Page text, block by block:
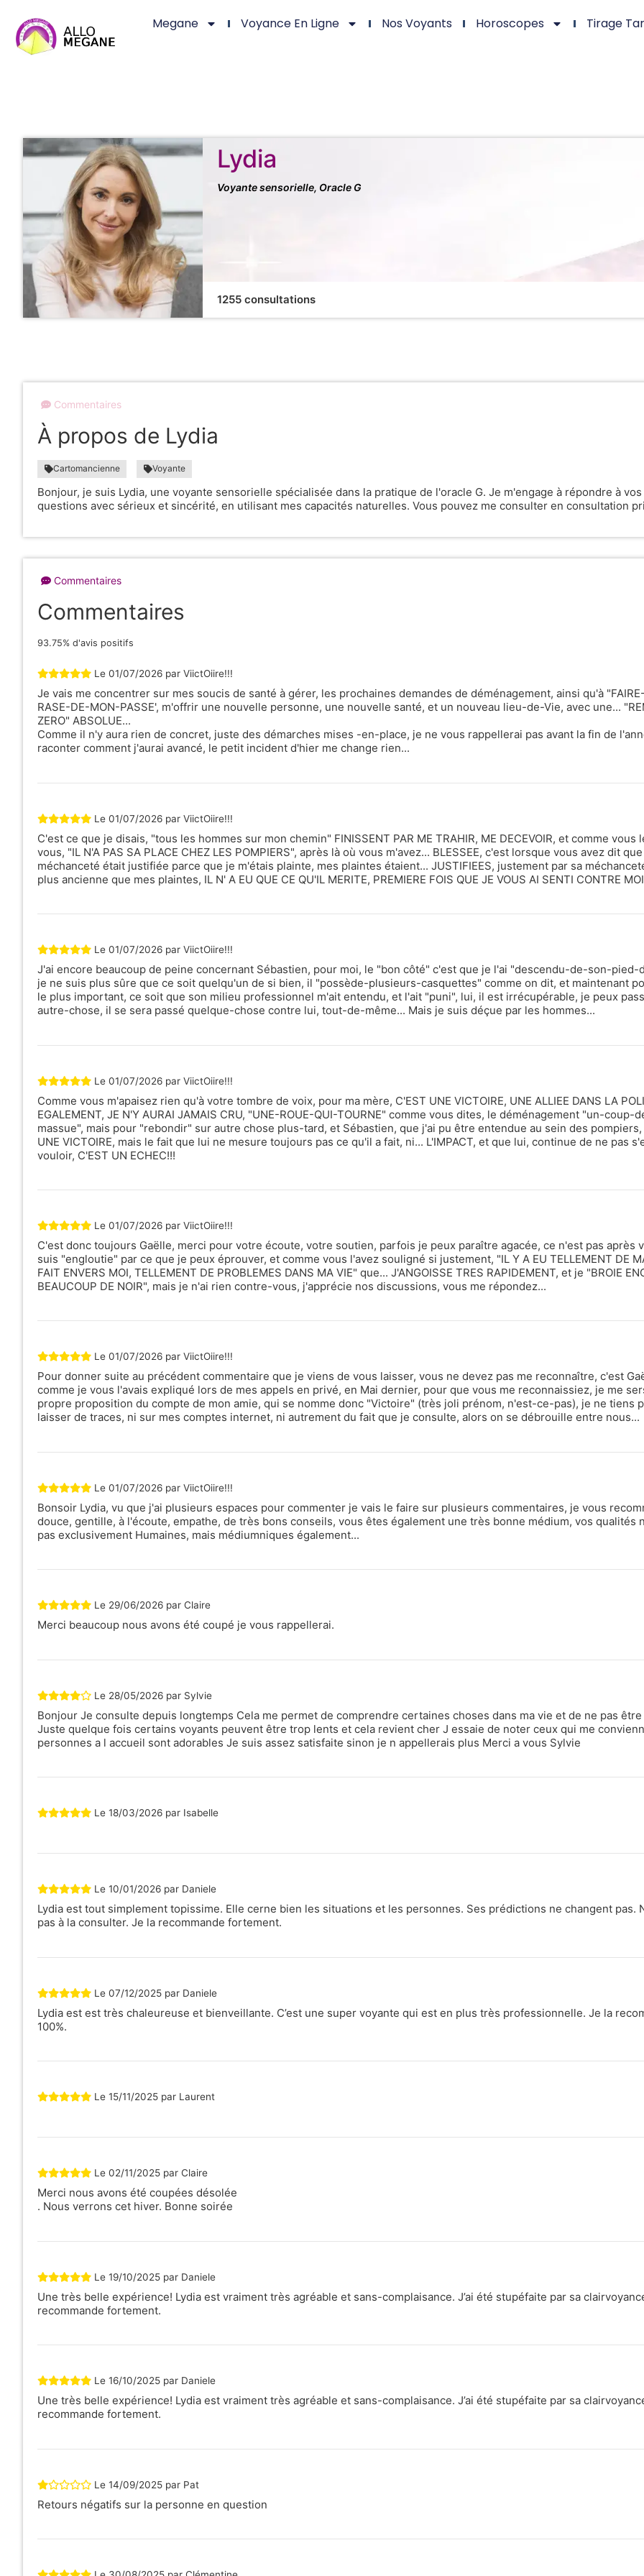
Megane Voyance En Ligne Nos Voyants Horoscopes Tirage
Lydia
Voyante sensorielle, Oracle G
1255 consultations
Commentaires
À propos de Lydia
Cartomancienne Voyante
Bonjour, je suis Lydia, une voyante sensorielle spécialisée dans la pratique de l'oracle G. Je m'engage à répondre à vos
questions avec sérieux et sincérité, en utilisant mes capacités naturelles. Vous pouvez me consulter en consultation
Commentaires
Commentaires
93.75% d'avis positifs
Le 01/07/2026 par ViictOiire!!!
Je vais me concentrer sur mes soucis de santé à gérer, les prochaines demandes de déménagement, ainsi qu'à
RASE-DE-MON-PASSE', m'offrir une nouvelle personne, une nouvelle santé, et un nouveau lieu-de-Vie, avec une...
ZERO" ABSOLUE...
Comme il n'y aura rien de concret, juste des démarches mises -en-place, je ne vous rappellerai pas avant la fin de
raconter comment j'aurai avancé, le petit incident d'hier me change rien...
Le 01/07/2026 par ViictOiire!!!
C'est ce que je disais, "tous les hommes sur mon chemin" FINISSENT PAR ME TRAHIR, ME DECEVOIR, et comme vous
vous, "IL N'A PAS SA PLACE CHEZ LES POMPIERS", après là où vous m'avez... BLESSEE, c'est lorsque vous avez dit
méchanceté était justifiée parce que je m'étais plainte, mes plaintes étaient... JUSTIFIEES, justement par sa
plus ancienne que mes plaintes, IL N' A EU QUE CE QU'IL MERITE, PREMIERE FOIS QUE JE VOUS AI SENTI CONTRE
Le 01/07/2026 par ViictOiire!!!
J'ai encore beaucoup de peine concernant Sébastien, pour moi, le "bon côté" c'est que je l'ai "descendu-de-son-pied-
je ne suis plus sûre que ce soit quelqu'un de si bien, il "possède-plusieurs-casquettes" comme on dit, et maintenant
le plus important, ce soit que son milieu professionnel m'ait entendu, et l'ait "puni", lui, il est irrécupérable, je peux
autre-chose, il se sera passé quelque-chose contre lui, tout-de-même... Mais je suis déçue par les hommes...
Le 01/07/2026 par ViictOiire!!!
Comme vous m'apaisez rien qu'à votre tombre de voix, pour ma mère, C'EST UNE VICTOIRE, UNE ALLIEE DANS LA
EGALEMENT, JE N'Y AURAI JAMAIS CRU, "UNE-ROUE-QUI-TOURNE" comme vous dites, le déménagement "un-coup-
massue", mais pour "rebondir" sur autre chose plus-tard, et Sébastien, que j'ai pu être entendue au sein des pompiers,
UNE VICTOIRE, mais le fait que lui ne mesure toujours pas ce qu'il a fait, ni... L'IMPACT, et que lui, continue de ne pas
vouloir, C'EST UN ECHEC!!!
Le 01/07/2026 par ViictOiire!!!
C'est donc toujours Gaëlle, merci pour votre écoute, votre soutien, parfois je peux paraître agacée, ce n'est pas après
suis "engloutie" par ce que je peux éprouver, et comme vous l'avez souligné si justement, "IL Y A EU TELLEMENT DE
FAIT ENVERS MOI, TELLEMENT DE PROBLEMES DANS MA VIE" que... J'ANGOISSE TRES RAPIDEMENT, et je "BROIE
BEAUCOUP DE NOIR", mais je n'ai rien contre-vous, j'apprécie nos discussions, vous me répondez...
Le 01/07/2026 par ViictOiire!!!
Pour donner suite au précédent commentaire que je viens de vous laisser, vous ne devez pas me reconnaître, c'est
comme je vous l'avais expliqué lors de mes appels en privé, en Mai dernier, pour que vous me reconnaissiez, je me
propre proposition du compte de mon amie, qui se nomme donc "Victoire" (très joli prénom, n'est-ce-pas), je ne tiens
laisser de traces, ni sur mes comptes internet, ni autrement du fait que je consulte, alors on se débrouille entre nous...
Le 01/07/2026 par ViictOiire!!!
Bonsoir Lydia, vu que j'ai plusieurs espaces pour commenter je vais le faire sur plusieurs commentaires, je vous
douce, gentille, à l'écoute, empathe, de très bons conseils, vous êtes également une très bonne médium, vos qualités
pas exclusivement Humaines, mais médiumniques également...
Le 29/06/2026 par Claire
Merci beaucoup nous avons été coupé je vous rappellerai.
Le 28/05/2026 par Sylvie
Bonjour Je consulte depuis longtemps Cela me permet de comprendre certaines choses dans ma vie et de ne pas
Juste quelque fois certains voyants peuvent être trop lents et cela revient cher J essaie de noter ceux qui me
personnes a l accueil sont adorables Je suis assez satisfaite sinon je n appellerais plus Merci a vous Sylvie
Le 18/03/2026 par Isabelle
Le 10/01/2026 par Daniele
Lydia est tout simplement topissime. Elle cerne bien les situations et les personnes. Ses prédictions ne changent pas.
pas à la consulter. Je la recommande fortement.
Le 07/12/2025 par Daniele
Lydia est est très chaleureuse et bienveillante. C’est une super voyante qui est en plus très professionnelle. Je la
100%.
Le 15/11/2025 par Laurent
Le 02/11/2025 par Claire
Merci nous avons été coupées désolée
. Nous verrons cet hiver. Bonne soirée
Le 19/10/2025 par Daniele
Une très belle expérience! Lydia est vraiment très agréable et sans-complaisance. J’ai été stupéfaite par sa
recommande fortement.
Le 16/10/2025 par Daniele
Une très belle expérience! Lydia est vraiment très agréable et sans-complaisance. J’ai été stupéfaite par sa
recommande fortement.
Le 14/09/2025 par Pat
Retours négatifs sur la personne en question
Voyant, Cartomancien, Magnétiseur
Voir les Avis ?
443 consultations
valeurs et les bases de mon
Tel
2.8 €/min
Email
Voir les Avis ?
349 consultations
Tel Email
Médium pure, Energeticienne, Voyante
Voir les Avis ?
Tel